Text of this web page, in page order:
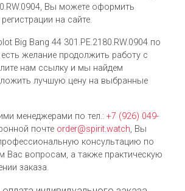
Вы можете оформить
на сайте.
Big Bang 44 301.PE.2180.RW.0904 по
желание продолжить работу с
нам ссылку и мы найдем
лучшую цену на выбранные
менеджерами по тел.: +7 (926) 049-
почте order@spirit.watch, Вы
консультацию по
Вас вопросам, а также практическую
заказа.